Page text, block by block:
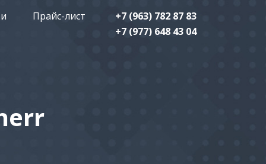
Прайс-лист
+7 (963) 782 87 83
+7 (977) 648 43 04